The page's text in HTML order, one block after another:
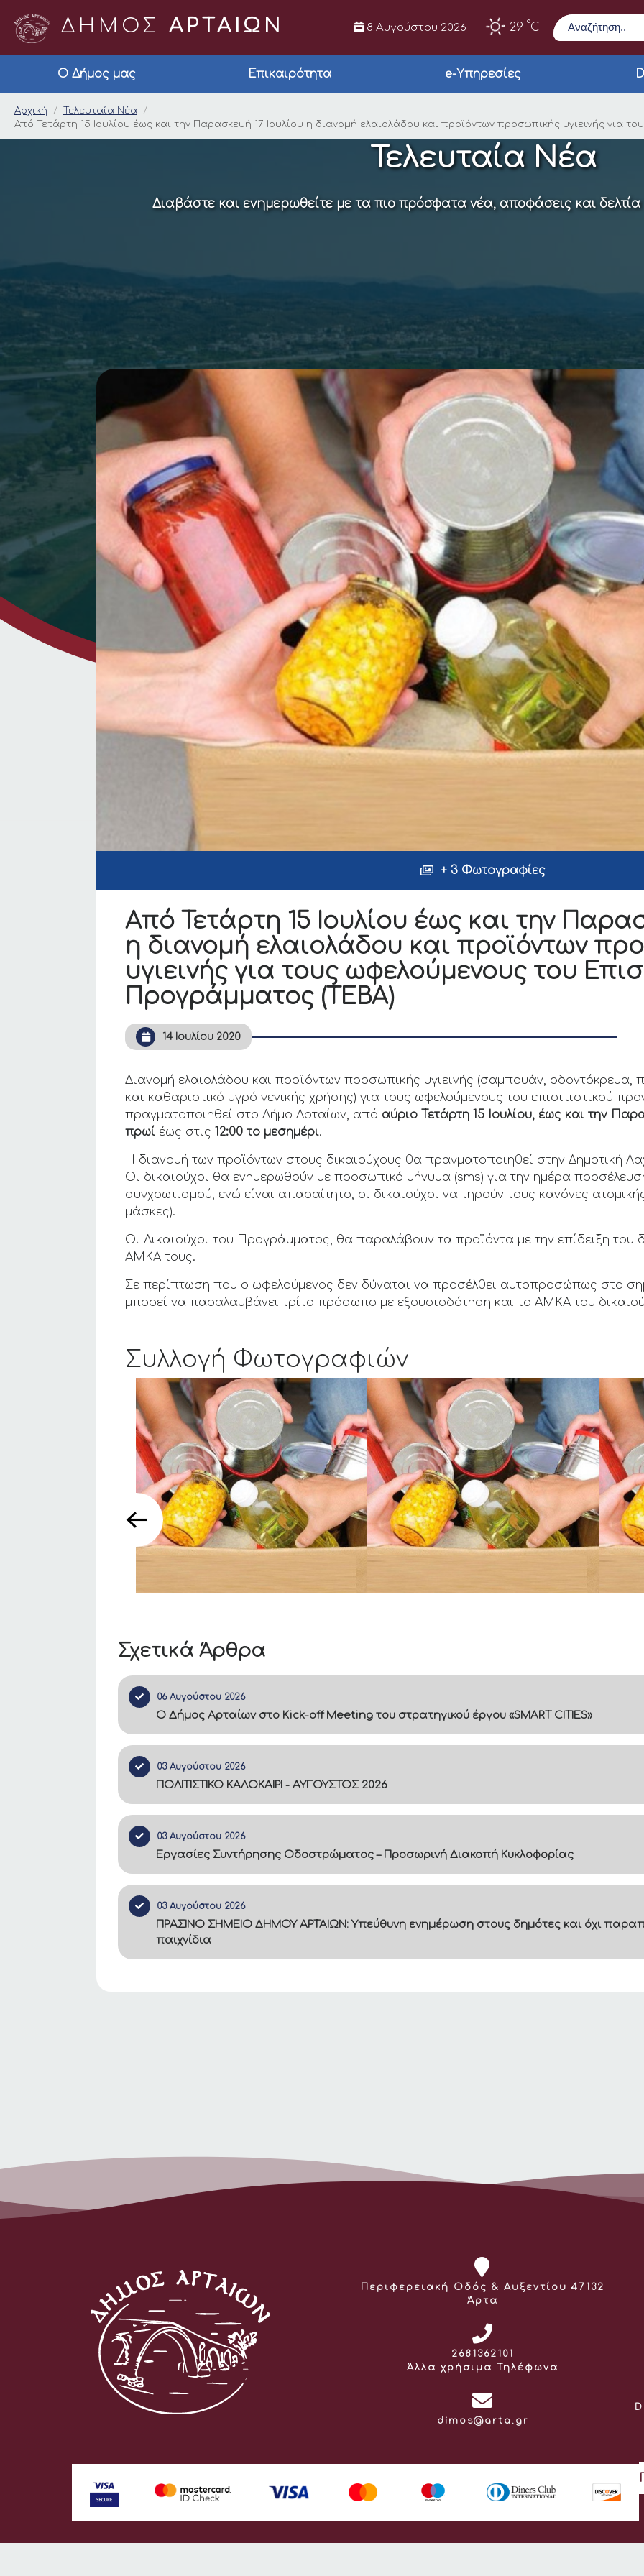
ΔΗΜΟΣ ΑΡΤΑΙΩΝ 8 Αυγούστου 2026 29 °C
Αναζήτηση
Ο Δήμος μας Επικαιρότητα e-Υπηρεσίες
Από Τετάρτη 15 Ιουλίου έως και την
Αρχική
Τελευταία Νέα
Από Τετάρτη 15 Ιουλίου έως και την Παρασκευή 17 Ιουλίου η διανομή ελαιολάδου και προϊόντων προσωπικής υγιεινής για
Τελευταία Νέα
Διαβάστε και ενημερωθείτε με τα πιο πρόσφατα νέα, αποφάσεις και
Σχετικά Άρθρα
06 Αυγούστου 2026
Ο Δήμος Αρταίων στο Kick-off Meeting του στρατηγικού έργου «SMART CITIES»
03 Αυγούστου 2026
ΠΟΛΙΤΙΣΤΙΚΟ ΚΑΛΟΚΑΙΡΙ - ΑΥΓΟΥΣΤΟΣ 2026
03 Αυγούστου 2026
Εργασίες Συντήρησης Οδοστρώματος – Προσωρινή Διακοπή Κυκλοφορίας
03 Αυγούστου 2026
ΠΡΑΣΙΝΟ ΣΗΜΕΙΟ ΔΗΜΟΥ ΑΡΤΑΙΩΝ: Υπεύθυνη ενημέρωση στους δημότες και όχι
παιχνίδια
+ 3 Φωτογραφίες
Από Τετάρτη 15 Ιουλίου έως και την
η διανομή ελαιολάδου και προϊόντων
υγιεινής για τους ωφελούμενους του
Προγράμματος (ΤΕΒΑ)
14 Ιουλίου 2020
Διανομή ελαιολάδου και προϊόντων προσωπικής υγιεινής (σαμπουάν, οδοντόκρεμα,
και καθαριστικό υγρό γενικής χρήσης) για τους ωφελούμενους του επισιτιστικού
πραγματοποιηθεί στο Δήμο Αρταίων, από αύριο Τετάρτη 15 Ιουλίου, έως και την
πρωί έως στις12:00 το μεσημέρι.
Η διανομή των προϊόντων στους δικαιούχους θα πραγματοποιηθεί στην Δημοτική
Οι δικαιούχοι θα ενημερωθούν με προσωπικό μήνυμα (sms) για την ημέρα
συγχρωτισμού, ενώ είναι απαραίτητο, οι δικαιούχοι να τηρούν τους κανόνες
μάσκες).
Οι Δικαιούχοι του Προγράμματος, θα παραλάβουν τα προϊόντα με την επίδειξη του
ΑΜΚΑ τους.
Σε περίπτωση που ο ωφελούμενος δεν δύναται να προσέλθει αυτοπροσώπως στο
μπορεί να παραλαμβάνει τρίτο πρόσωπο με εξουσιοδότηση και το ΑΜΚΑ του
Συλλογή Φωτογραφιών
Διεύθυνση:
Περιφερειακή Οδός & Αυξεντίου 47132
Άρτα
Τηλέφωνο:
2681362101
Άλλα χρήσιμα Τηλέφωνα
Email:
dimos@arta.gr